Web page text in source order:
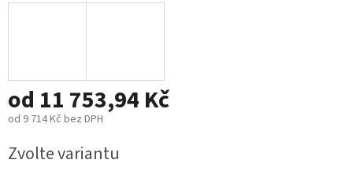
od 11 753,94 Kč
od 9 714 Kč bez DPH
cena:
Zvolte variantu